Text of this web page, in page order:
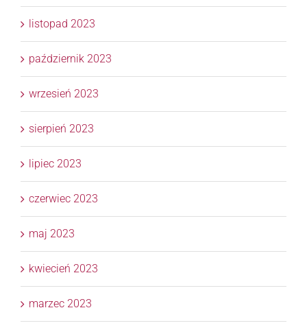
listopad 2023
październik 2023
wrzesień 2023
sierpień 2023
lipiec 2023
czerwiec 2023
maj 2023
kwiecień 2023
marzec 2023